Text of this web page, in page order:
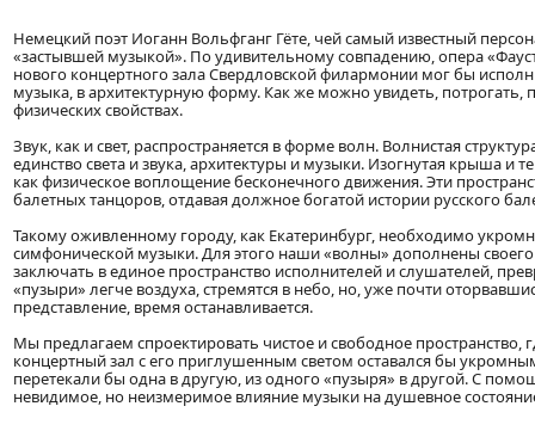
Немецкий поэт Иоганн Вольфганг Гёте, чей самый известный
«застывшей музыкой». По удивительному совпадению, опера
нового концертного зала Свердловской филармонии мог бы
музыка, в архитектурную форму. Как же можно увидеть, потрогать,
физических свойствах.
Звук, как и свет, распространяется в форме волн. Волнистая
единство света и звука, архитектуры и музыки. Изогнутая крыша
как физическое воплощение бесконечного движения. Эти
балетных танцоров, отдавая должное богатой истории русского
Такому оживленному городу, как Екатеринбург, необходимо
симфонической музыки. Для этого наши «волны» дополнены
заключать в единое пространство исполнителей и слушателей,
«пузыри» легче воздуха, стремятся в небо, но, уже почти
представление, время останавливается.
Мы предлагаем спроектировать чистое и свободное
концертный зал с его приглушенным светом оставался бы
перетекали бы одна в другую, из одного «пузыря» в другой. С
невидимое, но неизмеримое влияние музыки на душевное